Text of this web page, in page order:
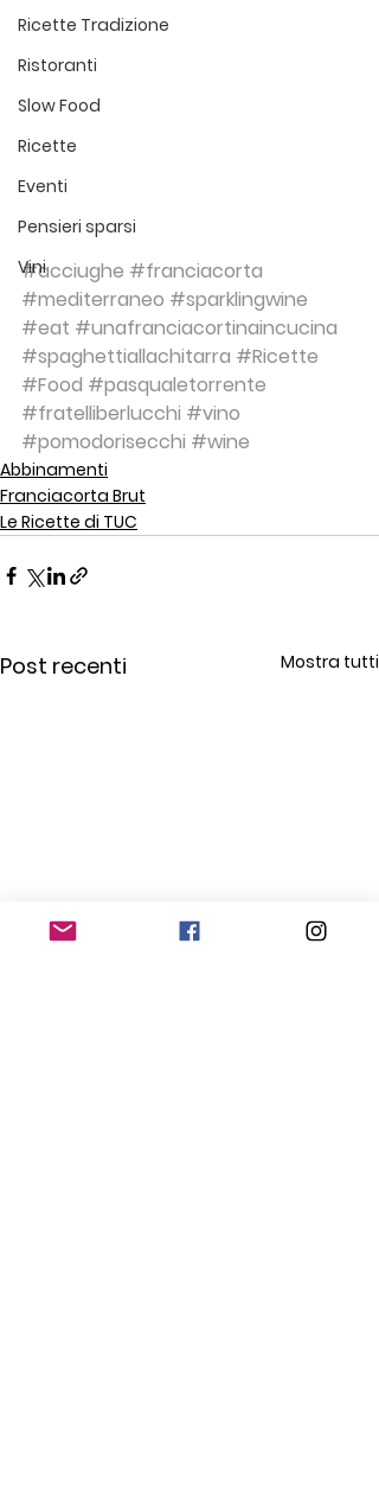
Ricette Tradizione
Ristoranti
Slow Food
Ricette
Eventi
Pensieri sparsi
Vini
#acciughe #franciacorta
#mediterraneo #sparklingwine
#eat #unafranciacortinaincucina
#spaghettiallachitarra #Ricette
#Food #pasqualetorrente
#fratelliberlucchi #vino
#pomodorisecchi #wine
Abbinamenti
Franciacorta Brut
Le Ricette di TUC
Post recenti Mostra tutti